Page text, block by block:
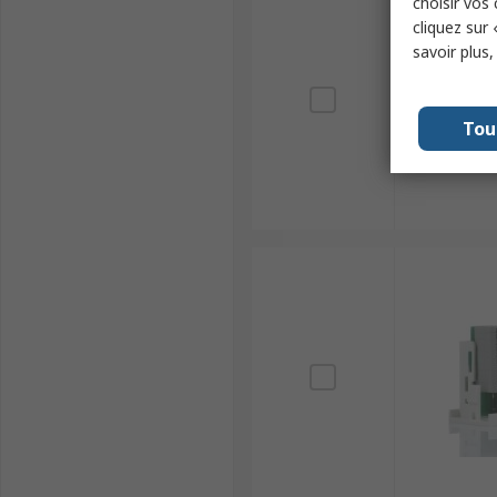
cliquez sur
savoir